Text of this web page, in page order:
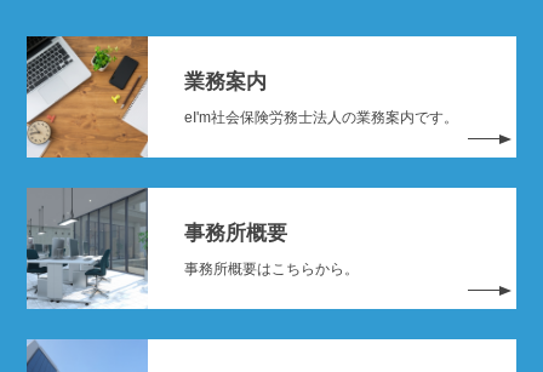
業務案内
eI'm社会保険労務士法人の業務案内です。
事務所概要
事務所概要はこちらから。